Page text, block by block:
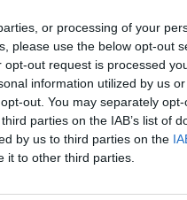
or processing of your
please use the below opt-out
out request is processed
information utilized by us
out. You may separately
parties on the IAB’s list of
by us to third parties on the
it to other third parties.
sostinėje prasideda
„ArtVilnius’25“
Kultūra 2025-10-03